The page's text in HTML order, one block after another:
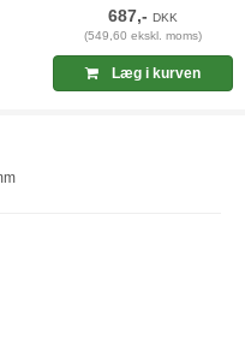
687,-DKK
(549,60 ekskl. moms)
Læg i kurven